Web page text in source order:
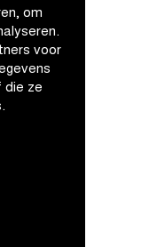
om
voor
die ze